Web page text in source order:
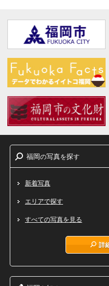
福岡の写真を探す
新着写真
エリアで探す
すべての写真を見る
詳